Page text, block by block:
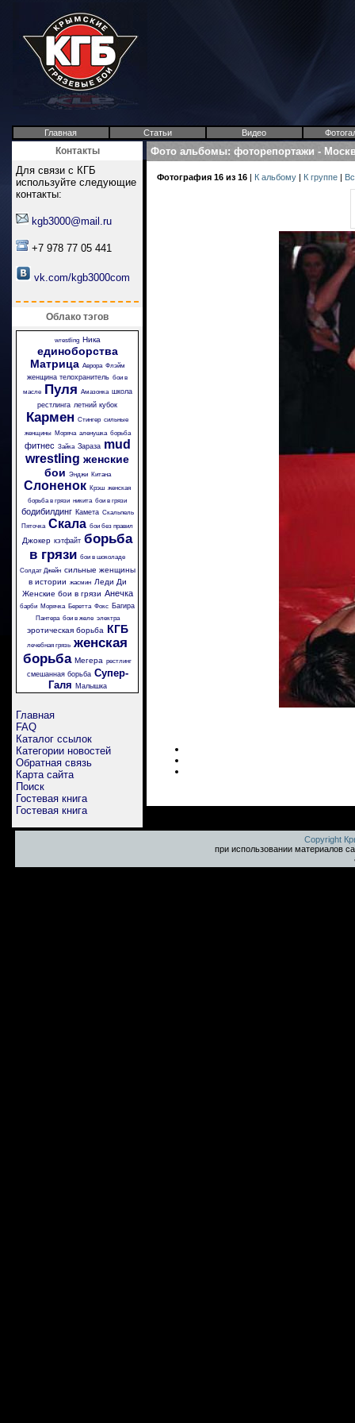
Главная Статьи Видео
Контакты
Для связи с КГБ
используйте следующие
контакты:
kgb3000@mail.ru
+7 978 77 05 441
vk.com/kgb3000com
Облако тэгов
wrestling Ника
единоборства
Матрица Аврора Флэйм
женщина телохранитель бои в
масле
Пуля Амазонка школа
рестлинга летний кубок
Кармен Стингер сильные
женщины
Моряча аленушка борьба
фитнес Зайка Зараза mud
wrestling женские
бои Энджи Китана
Слоненок Крэш женская
борьба в грязи никита бои в грязи
бодибилдинг Камета Скальпель
Пяточка Скала бои без правил
Джокер кэтфайт борьба
в грязи бои в шоколаде
Солдат Джейн сильные женщины
в истории жасмин
Леди Ди
Женские бои в грязи Анечка
барби Морячка Беретта Фокс Багира
Пантера бои в желе электра
эротическая борьба КГБ
лечебная грязь женская
борьба Мегера рестлинг
смешанная борьба Супер-
Галя Малышка
Главная
FAQ
Каталог ссылок
Категории новостей
Обратная связь
Карта сайта
Поиск
Гостевая книга
Гостевая книга
Фото альбомы: фоторепортажи -
Фотография 16 из 16 | К альбому | К группе |
Copyright
при использовании материалов